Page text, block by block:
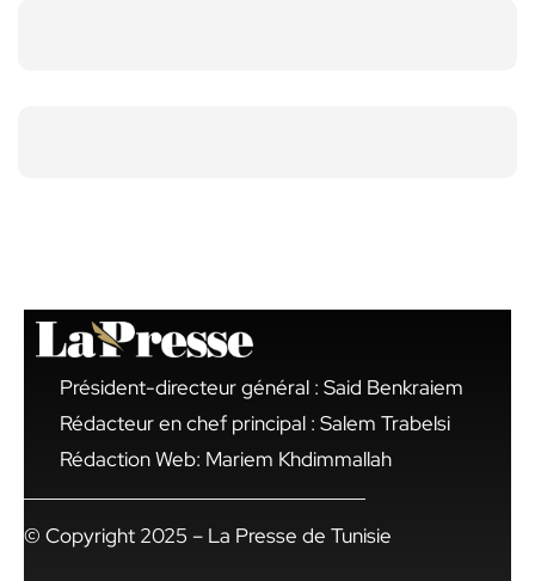
Président-directeur général : Said Benkraiem
Rédacteur en chef principal : Salem Trabelsi
Rédaction Web: Mariem Khdimmallah
© Copyright 2025 – La Presse de Tunisie